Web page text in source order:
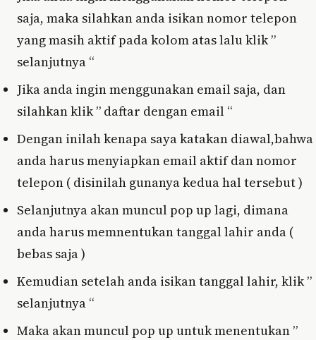
saja, maka silahkan anda isikan nomor telepon
yang masih aktif pada kolom atas lalu klik ”
selanjutnya “
Jika anda ingin menggunakan email saja, dan
silahkan klik ” daftar dengan email “
Dengan inilah kenapa saya katakan diawal,bahwa
anda harus menyiapkan email aktif dan nomor
telepon ( disinilah gunanya kedua hal tersebut )
Selanjutnya akan muncul pop up lagi, dimana
anda harus memnentukan tanggal lahir anda (
bebas saja )
Kemudian setelah anda isikan tanggal lahir, klik ”
selanjutnya “
Maka akan muncul pop up untuk menentukan ”